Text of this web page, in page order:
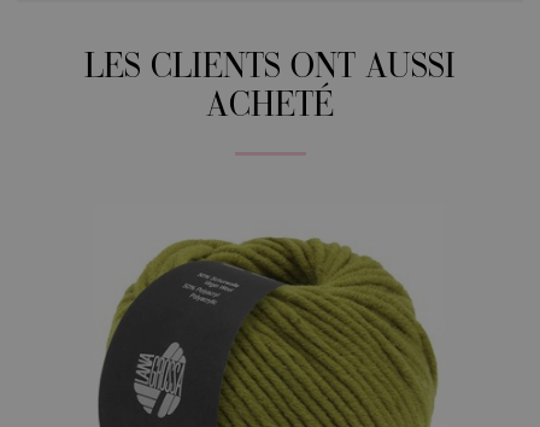
LES CLIENTS ONT AUSSI
ACHETÉ